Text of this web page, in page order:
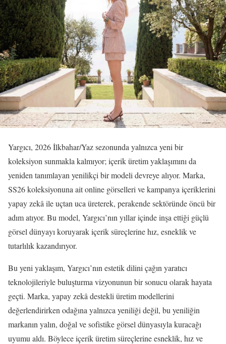
Yargıcı, 2026 İlkbahar/Yaz sezonunda yalnızca yeni bir
koleksiyon sunmakla kalmıyor; içerik üretim yaklaşımını da
yeniden tanımlayan yenilikçi bir modeli devreye alıyor. Marka,
SS26 koleksiyonuna ait online görselleri ve kampanya içeriklerini
yapay zekâ ile uçtan uca üreterek, perakende sektöründe öncü bir
adım atıyor. Bu model, Yargıcı’nın yıllar içinde inşa ettiği güçlü
görsel dünyayı koruyarak içerik süreçlerine hız, esneklik ve
tutarlılık kazandırıyor.
Bu yeni yaklaşım, Yargıcı’nın estetik dilini çağın yaratıcı
teknolojileriyle buluşturma vizyonunun bir sonucu olarak hayata
geçti. Marka, yapay zekâ destekli üretim modellerini
değerlendirirken odağına yalnızca yeniliği değil, bu yeniliğin
markanın yalın, doğal ve sofistike görsel dünyasıyla kuracağı
uyumu aldı. Böylece içerik üretim süreçlerine esneklik, hız ve